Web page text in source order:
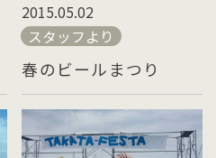
2015.05.02
スタッフより
春のビールまつり